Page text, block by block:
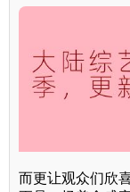
而更让观众们欣